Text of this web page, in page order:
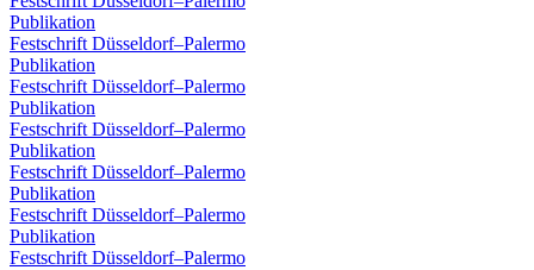
Publikation
Festschrift Düsseldorf–Palermo
Publikation
Festschrift Düsseldorf–Palermo
Publikation
Festschrift Düsseldorf–Palermo
Publikation
Festschrift Düsseldorf–Palermo
Publikation
Festschrift Düsseldorf–Palermo
Publikation
Festschrift Düsseldorf–Palermo